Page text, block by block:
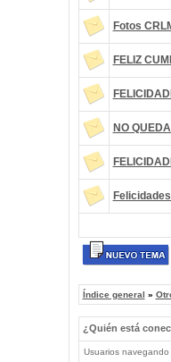
Fotos
FELIZ
NO
Índice general »
¿Quién está
Usuarios